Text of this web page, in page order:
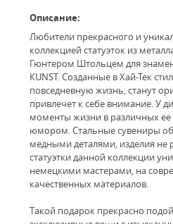
Описание:
Любители прекрасного и
коллекцией статуэток из
Гюнтером Штольцем для
КUNST. Созданные в Хай-Тек
повседневную жизнь, станут
привлечет к себе внимание. У
моменты жизни в различных ее
юмором. Стальные сувениры
медными деталями, изделия не
статуэтки данной коллекции
немецкими мастерами, на
качественных материалов.
Такой подарок прекрасно